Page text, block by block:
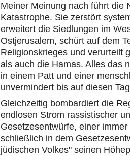
Meiner Meinung nach führt die
Katastrophe. Sie zerstört
erweitert die Siedlungen im
Ostjerusalem, schürt auf dem
Religionskrieges und verurteilt
als auch die Hamas. Alles das
in einem Patt und einer
unvermindert bis auf diesen
Gleichzeitig bombardiert die
endlosen Strom rassistischer
Gesetzesentwürfe, einer
schließlich in dem
jüdischen Volkes" seinen